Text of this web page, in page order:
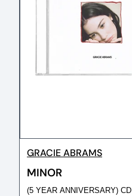
GRACIE ABRAMS
MINOR
(5 YEAR ANNIVERSARY) CD